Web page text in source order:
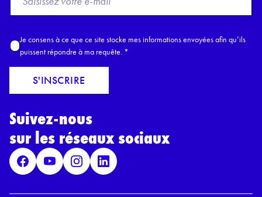
o
E
a
l
A
c
c
r
R
P
D
*
Je consens à ce que ce site stocke mes informations envoyées afin qu’ils
puissent répondre à ma requête. *
S'INSCRIRE
Suivez-nous
sur les réseaux sociaux